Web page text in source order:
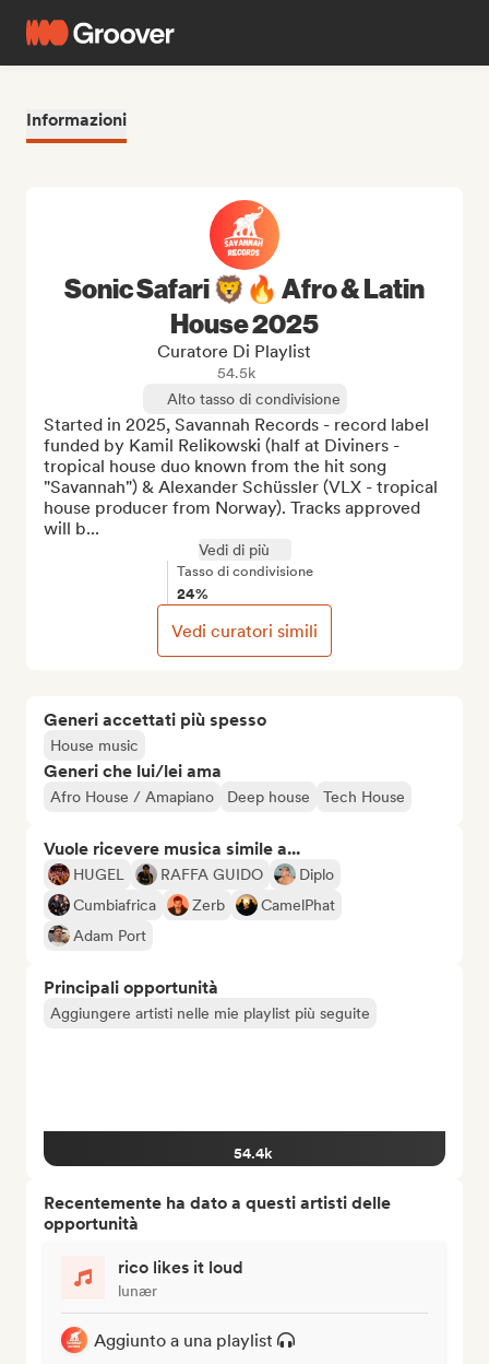
Informazioni
Generi accettati più spesso
House music
Generi che lui/lei ama
Afro House / Amapiano Deep house Tech House
Vuole ricevere musica simile a...
HUGEL RAFFA GUIDO
Diplo
Cumbiafrica
Zerb
CamelPhat
Adam Port
Principali opportunità
Aggiungere artisti nelle mie playlist più seguite
54.4k
Recentemente ha dato a questi artisti delle
opportunità
rico likes it loud
lunær
Aggiunto a una playlist
Sonic Safari 🦁🔥 Afro & Latin
House 2025
Curatore Di Playlist
54.5k
Alto tasso di condivisione
Started in 2025, Savannah Records - record label
funded by Kamil Relikowski (half at Diviners -
tropical house duo known from the hit song
"Savannah") & Alexander Schüssler (VLX - tropical
house producer from Norway). Tracks approved
will b...
Vedi di più
Tasso di condivisione
24%
Vedi curatori simili